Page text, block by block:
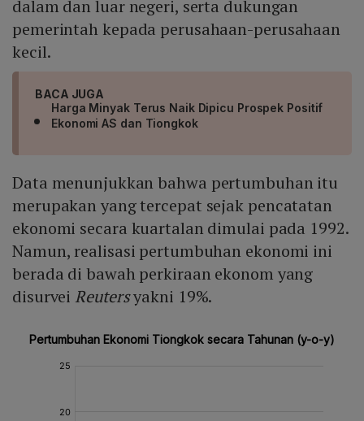
dalam dan luar negeri, serta dukungan
pemerintah kepada perusahaan-perusahaan
kecil.
BACA JUGA
Harga Minyak Terus Naik Dipicu Prospek Positif
Ekonomi AS dan Tiongkok
Data menunjukkan bahwa pertumbuhan itu
merupakan yang tercepat sejak pencatatan
ekonomi secara kuartalan dimulai pada 1992.
Namun, realisasi pertumbuhan ekonomi ini
berada di bawah perkiraan ekonom yang
disurvei Reutersyakni 19%.